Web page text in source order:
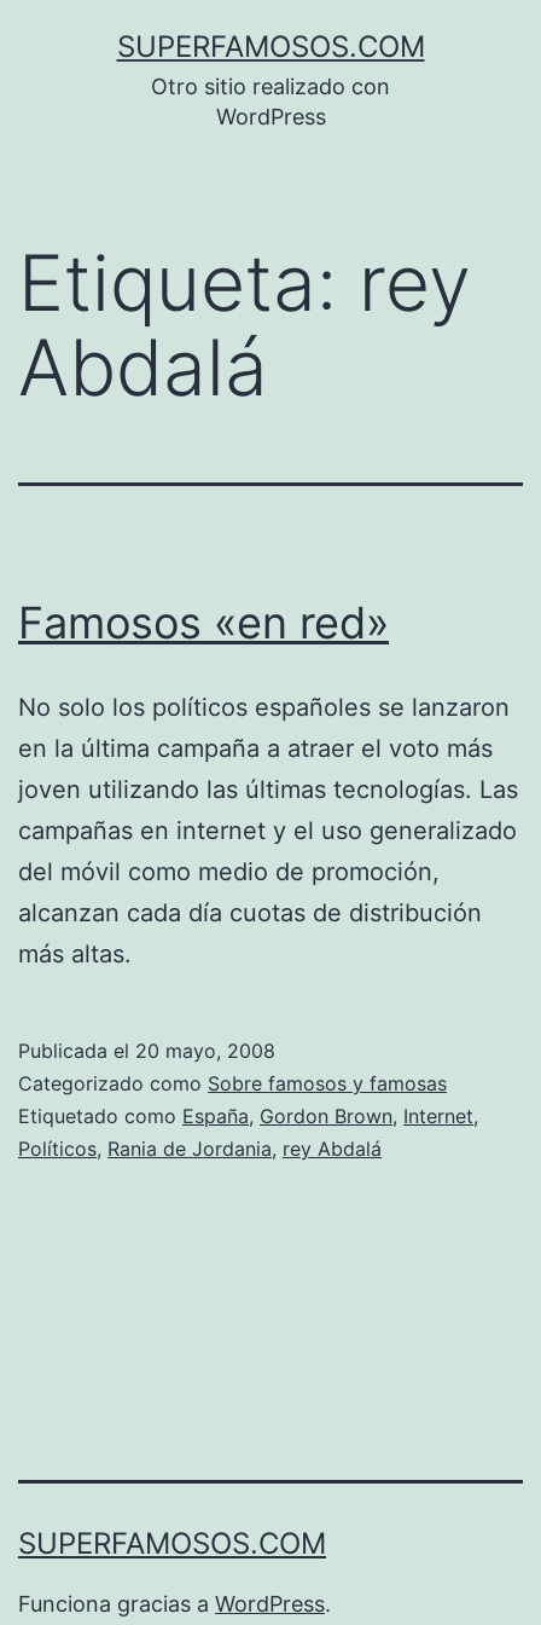
SUPERFAMOSOS.COM
Otro sitio realizado con
WordPress
Etiqueta: rey
Abdalá
Famosos «en red»
No solo los políticos españoles se lanzaron
en la última campaña a atraer el voto más
joven utilizando las últimas tecnologías. Las
campañas en internet y el uso generalizado
del móvil como medio de promoción,
alcanzan cada día cuotas de distribución
más altas.
Publicada el 20 mayo, 2008
Categorizado como Sobre famosos y famosas
Etiquetado como España, Gordon Brown, Internet,
Políticos, Rania de Jordania, rey Abdalá
SUPERFAMOSOS.COM
Funciona gracias a WordPress.